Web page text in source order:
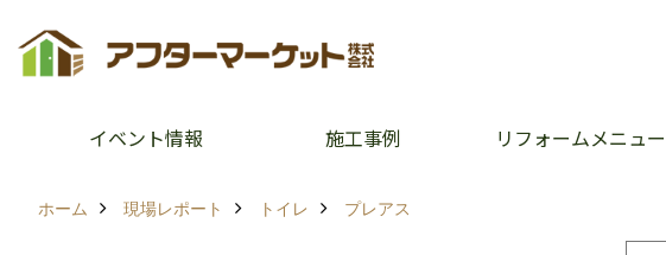
イベント情報 施工事例 リフォームメニュー
ホーム 現場レポート トイレ プレアス